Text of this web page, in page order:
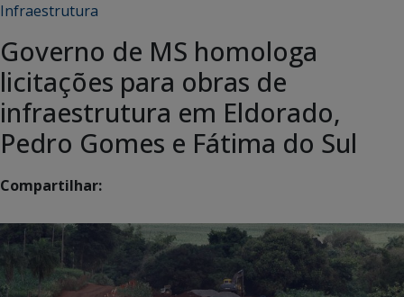
Infraestrutura
Governo de MS homologa
licitações para obras de
infraestrutura em Eldorado,
Pedro Gomes e Fátima do Sul
Compartilhar: